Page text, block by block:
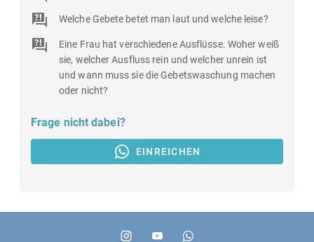
Welche Gebete betet man laut und welche leise?
Eine Frau hat verschiedene Ausflüsse. Woher weiß
sie, welcher Ausfluss rein und welcher unrein ist
und wann muss sie die Gebetswaschung machen
oder nicht?
Frage nicht dabei?
EINREICHEN